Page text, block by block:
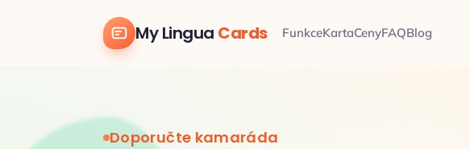
My Lingua Cards FunkceKartaCenyFAQBlog
Doporučte kamaráda